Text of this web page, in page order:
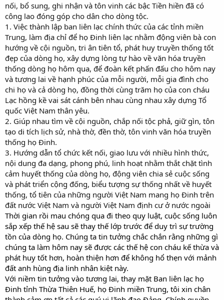
nối, bổ sung, ghi nhận và tôn vinh các bậc Tiền hiền đã có
công lao đóng góp cho dân cho dòng tộc.
1. Việc thành lập ban liên lạc chính thức của các tỉnh miền
Trung, làm địa chỉ để họ Đinh liên lạc nhằm động viên bà con
hướng về cội nguồn, tri ân tiên tổ, phát huy truyền thống tốt
đẹp của dòng họ, xây dựng lòng tự hào về văn hóa truyền
thống dòng họ hôm qua, để đoàn kết phấn đấu cho hôm nay
và tương lai về hạnh phúc của mỗi người, mỗi gia đình cho
chi họ và cả dòng họ, đồng thời cùng trăm họ của con cháu
Lạc hồng kề vai sát cánh bên nhau cùng nhau xây dựng Tổ
quốc Việt Nam thân yêu.
2. Giúp nhau tìm về cội nguồn, chắp nối tộc phả, giữ gìn, tôn
tạo di tích lịch sử, nhà thờ, đền thờ, tôn vinh văn hóa truyền
thống họ Đinh.
3. Hướng dẫn tổ chức kết nối, giao lưu với nhiều hình thức,
nội dung đa dạng, phong phú, linh hoạt nhằm thắt chặt tình
cảm huyết thống của dòng họ, động viên chia sẻ cuộc sống
và phát triển cộng đống, biểu tượng sự thống nhất về huyết
thống, tổ tiên của những người Việt Nam mang họ Đinh trên
đất nước Việt Nam và người Việt Nam định cư ở nước ngoài
Thời gian rồi mau chóng qua đi theo quy luật, cuộc sống luôn
sắp xếp thế hệ sau sẽ thay thế lớp trước để duy trì sự trường
tồn của dòng họ. Chúng ta tin tưởng chắc chắn rằng những gì
chúng ta làm hôm nay sẽ được các thế hệ con cháu kế thừa và
phát huy tốt hơn, hoàn thiện hơn để không hổ thẹn với mảnh
đất anh hùng địa linh nhân kiệt này.
Với niềm tin tưởng vào tương lai, thay mặt Ban liên lạc họ
Đinh tỉnh Thừa Thiên Huế, họ Đinh miền Trung, tôi xin chân